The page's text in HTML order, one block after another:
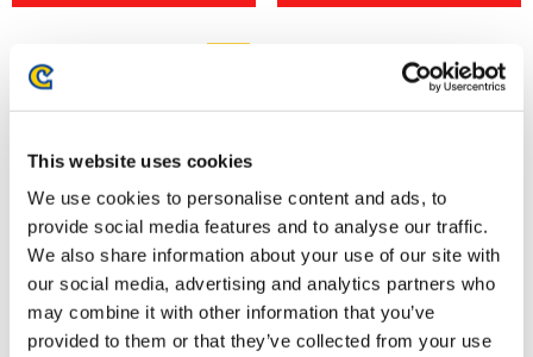
This website uses cookies
We use cookies to personalise content and ads, to
provide social media features and to analyse our traffic.
We also share information about your use of our site with
our social media, advertising and analytics partners who
may combine it with other information that you’ve
provided to them or that they’ve collected from your use
プラグマタ アクリルスタンド
amiibo レウス【モンスターハン
ターストーリーズ3】（モンスタ